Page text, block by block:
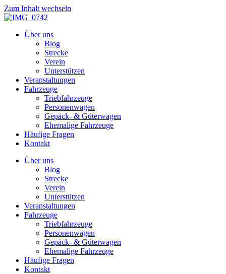
Zum Inhalt wechseln
Über uns
Blog
Strecke
Verein
Unterstützen
Veranstaltungen
Fahrzeuge
Triebfahrzeuge
Personenwagen
Gepäck- & Güterwagen
Ehemalige Fahrzeuge
Häufige Fragen
Kontakt
Über uns
Blog
Strecke
Verein
Unterstützen
Veranstaltungen
Fahrzeuge
Triebfahrzeuge
Personenwagen
Gepäck- & Güterwagen
Ehemalige Fahrzeuge
Häufige Fragen
Kontakt